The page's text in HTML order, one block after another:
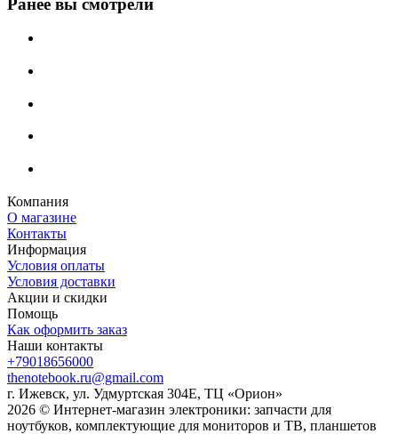
Компания
О магазине
Контакты
Информация
Условия оплаты
Условия доставки
Акции и скидки
Помощь
Как оформить заказ
Наши контакты
+79018656000
thenotebook.ru@gmail.com
г. Ижевск, ул. Удмуртская 304Е, ТЦ «Орион»
2026 © Интернет-магазин электроники: запчасти для
ноутбуков, комплектующие для мониторов и ТВ, планшетов